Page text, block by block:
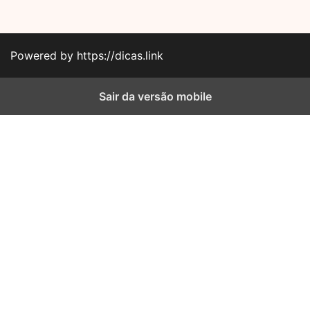
Powered by https://dicas.link
Sair da versão mobile